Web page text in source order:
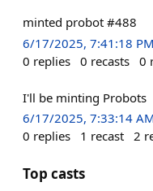
minted probot #488
6/17/2025, 7:41:18 PM
0 replies 0 recasts 0
I'll be minting Probots
6/17/2025, 7:33:14
0 replies 1 recast 2
Top casts